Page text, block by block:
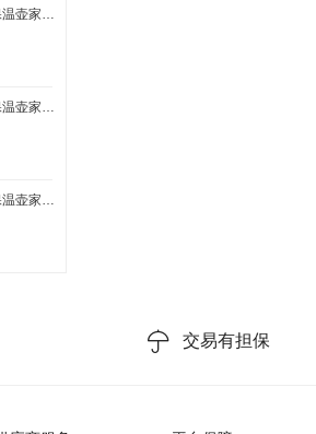
高档装饰保温壶家用公用适用于各种场所29
高档装饰保温壶家用公用适用于各种场所15
高档装饰保温壶家用公用适用于各种场所18